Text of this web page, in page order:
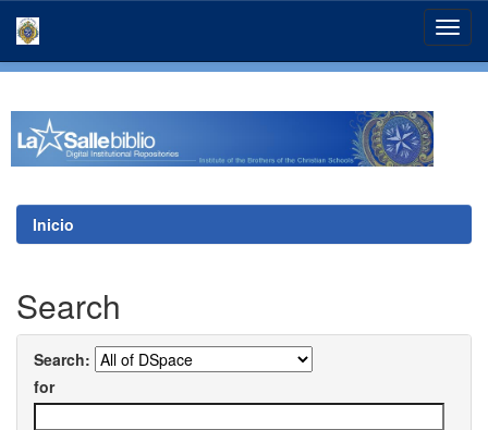
Inicio
Search
Search:
for